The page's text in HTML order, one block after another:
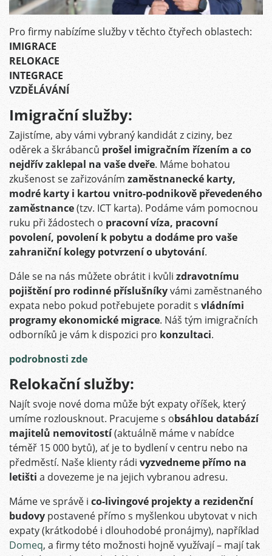
Pro firmy nabízíme služby v těchto čtyřech oblastech:
IMIGRACE
RELOKACE
INTEGRACE
VZDĚLÁVÁNÍ
Imigrační služby:
Zajistíme, aby vámi vybraný kandidát z ciziny, bez
oděrek a škrábanců prošel imigračním řízením a co
nejdřív zaklepal na vaše dveře. Máme bohatou
zkušenost se zařizováním zaměstnanecké karty,
modré karty i kartou vnitro-podnikově převedeného
zaměstnance(tzv. ICT karta). Podáme vám pomocnou
ruku při žádostech o pracovní víza, pracovní
povolení, povolení k pobytu a dodáme pro vaše
zahraniční kolegy potvrzení o ubytování.
Dále se na nás můžete obrátit i kvůli zdravotnímu
pojištění pro rodinné příslušníkyvámi zaměstnaného
expata nebo pokud potřebujete poradit s vládními
programy ekonomické migrace. Náš tým imigračních
odborníků je vám k dispozici pro konzultaci.
podrobnosti zde
Relokační služby:
Najít svoje nové doma může být expaty oříšek, který
umíme rozlousknout. Pracujeme s obsáhlou databází
majitelů nemovitostí(aktuálně máme v nabídce
téměř 15 000 bytů), ať je to bydlení v centru nebo na
předměstí. Naše klienty rádi vyzvedneme přímo na
letišti a dovezeme je na jejich vybranou adresu.
Máme ve správě i co-livingové projekty a rezidenční
budovy postavené přímo s myšlenkou ubytovat v nich
expaty (krátkodobé i dlouhodobé pronájmy), například
Domeq, a firmy této možnosti hojně využívají – mají tak